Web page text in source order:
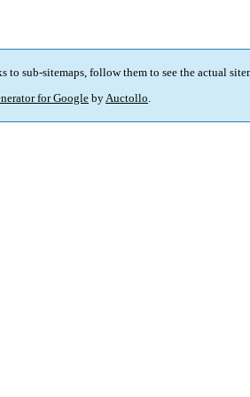
to sub-sitemaps, follow them to see the actual
for GooglebyAuctollo.